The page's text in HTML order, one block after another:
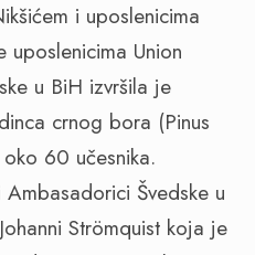
i uposlenicima
uposlenicima Union
u BiH izvršila je
crnog bora (Pinus
60 učesnika.
Švedske u
Strömquist koja je